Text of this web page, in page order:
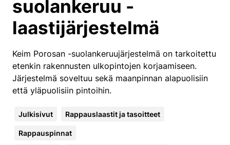
suolankeruu -
laastijärjestelmä
Keim Porosan -suolankeruujärjestelmä on tarkoitettu
etenkin rakennusten ulkopintojen korjaamiseen.
Järjestelmä soveltuu sekä maanpinnan alapuolisiin
että yläpuolisiin pintoihin.
Julkisivut Rappauslaastit ja tasoitteet
Rappauspinnat